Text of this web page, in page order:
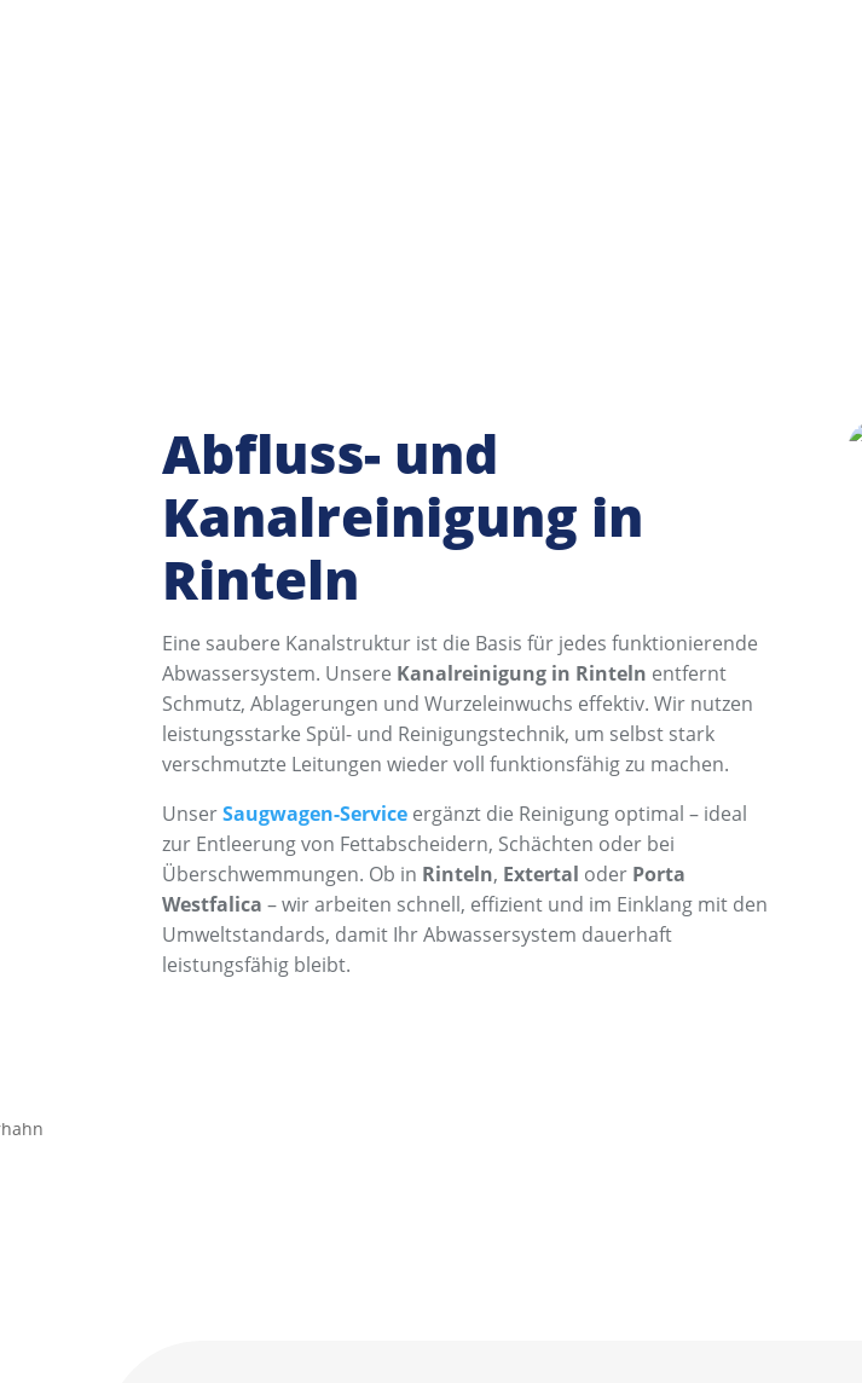
Abfluss- und
Kanalreinigung in
Rinteln
Eine saubere Kanalstruktur ist die Basis für jedes funktionierende
Abwassersystem. Unsere Kanalreinigung in Rinteln entfernt
Schmutz, Ablagerungen und Wurzeleinwuchs effektiv. Wir nutzen
leistungsstarke Spül- und Reinigungstechnik, um selbst stark
verschmutzte Leitungen wieder voll funktionsfähig zu machen.
UnserSaugwagen-Service ergänzt die Reinigung optimal – ideal
zur Entleerung von Fettabscheidern, Schächten oder bei
Überschwemmungen. Ob in Rinteln, Extertal oder Porta
Westfalica – wir arbeiten schnell, effizient und im Einklang mit den
Umweltstandards, damit Ihr Abwassersystem dauerhaft
leistungsfähig bleibt.